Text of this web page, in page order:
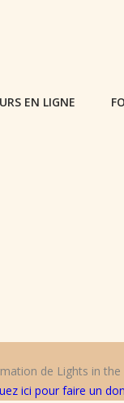
EN LIGNE
de Lights in
ici pour faire un